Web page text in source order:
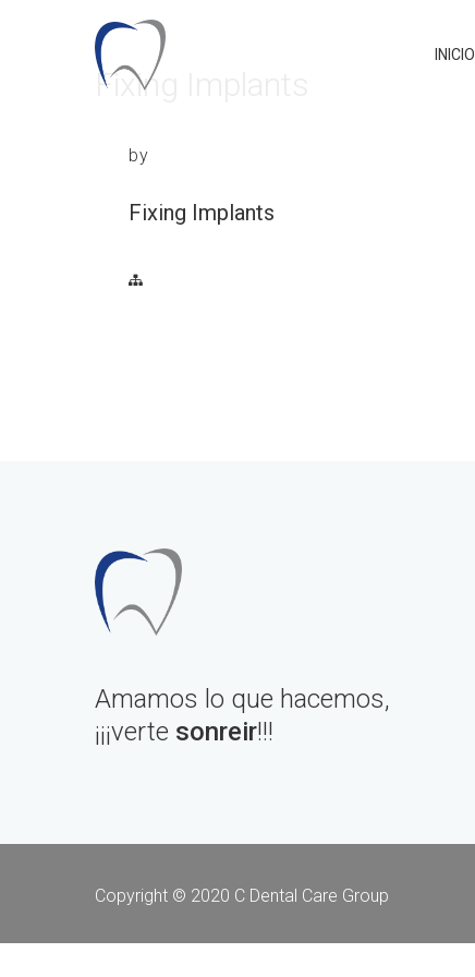
INICIO
Fixing Implants
by
Fixing Implants
Amamos lo que hacemos,
¡¡¡verte sonreir!!!
Copyright © 2020 C Dental Care Group